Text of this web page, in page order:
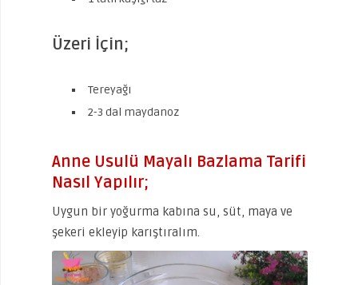
Üzeri İçin;
Tereyağı
2-3 dal maydanoz
Anne Usulü Mayalı Bazlama Tarifi
Nasıl Yapılır;
Uygun bir yoğurma kabına su, süt, maya ve
şekeri ekleyip karıştıralım.